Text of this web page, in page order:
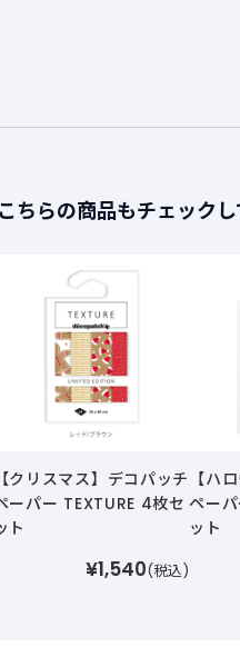
ちらの商品もチェック
【クリスマス】デコパッチ
ーパー TEXTURE 4枚セ
ト
¥1,540(税込)
【ハ
ペー
ット